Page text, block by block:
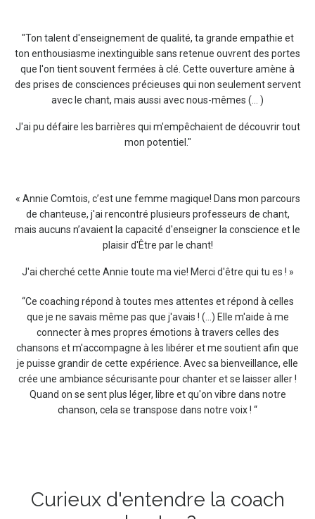
"Ton talent d'enseignement de qualité, ta grande empathie et
ton enthousiasme inextinguible sans retenue ouvrent des portes
que l'on tient souvent fermées à clé. Cette ouverture amène à
des prises de consciences précieuses qui non seulement servent
avec le chant, mais aussi avec nous-mêmes (... )
J'ai pu défaire les barrières qui m'empêchaient de découvrir tout
mon potentiel."
« Annie Comtois, c’est une femme magique! Dans mon parcours
de chanteuse, j'ai rencontré plusieurs professeurs de chant,
mais aucuns n’avaient la capacité d'enseigner la conscience et le
plaisir d'Être par le chant!
J'ai cherché cette Annie toute ma vie! Merci d'être qui tu es ! »
“Ce coaching répond à toutes mes attentes et répond à celles
que je ne savais même pas que j'avais ! (...) Elle m'aide à me
connecter à mes propres émotions à travers celles des
chansons et m'accompagne à les libérer et me soutient afin que
je puisse grandir de cette expérience. Avec sa bienveillance, elle
crée une ambiance sécurisante pour chanter et se laisser aller !
Quand on se sent plus léger, libre et qu'on vibre dans notre
chanson, cela se transpose dans notre voix ! “
Curieux d'entendre la coach